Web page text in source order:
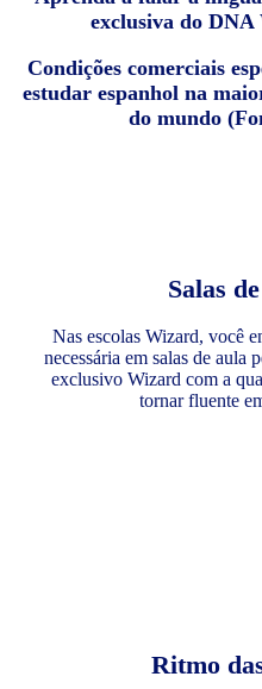
exclusiva do
Condições comerciais
estudar espanhol na
do mundo
Salas
Nas escolas Wizard, você
necessária em salas de aula
exclusivo Wizard com a
tornar fluente
Ritmo